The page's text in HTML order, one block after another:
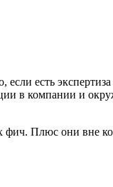
есть
в компании и
Плюс они вне